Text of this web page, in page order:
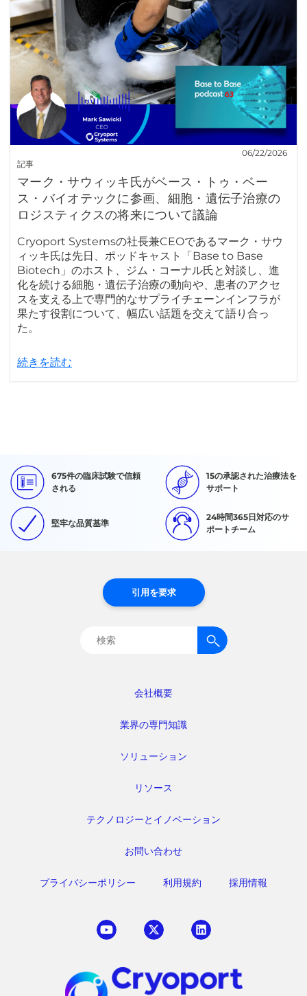
記事
06/22/2026
マーク・サウィッキ氏がベース・トゥ・ベー
ス・バイオテックに参画、細胞・遺伝子治療の
ロジスティクスの将来について議論
Cryoport Systemsの社長兼CEOであるマーク・サウ
ィッキ氏は先日、ポッドキャスト「Base to Base
Biotech」のホスト、ジム・コーナル氏と対談し、進
化を続ける細胞・遺伝子治療の動向や、患者のアクセ
スを支える上で専門的なサプライチェーンインフラが
果たす役割について、幅広い話題を交えて語り合っ
た。
続きを読む
675件の臨床試験で信頼
される
15の承認された治療法を
サポート
堅牢な品質基準
24時間365日対応のサ
ポートチーム
会社概要
業界の専門知識
ソリューション
リソース
テクノロジーとイノベーション
お問い合わせ
プライバシーポリシー 利用規約 採用情報
引用を要求
検